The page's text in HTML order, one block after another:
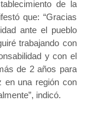
de la
que: “Gracias
ante el pueblo
trabajando con
y con el
de 2 años para
en una región con
indicó.